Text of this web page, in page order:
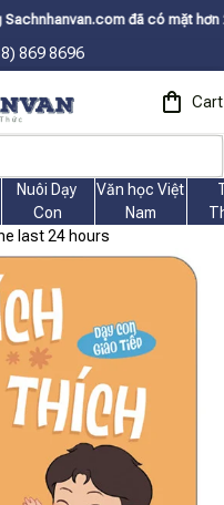
đã có mặt hơn 200 quốc
869 8696
Cart
Nuôi Dạy
Con
Văn học Việt
Nam
last 24 hours